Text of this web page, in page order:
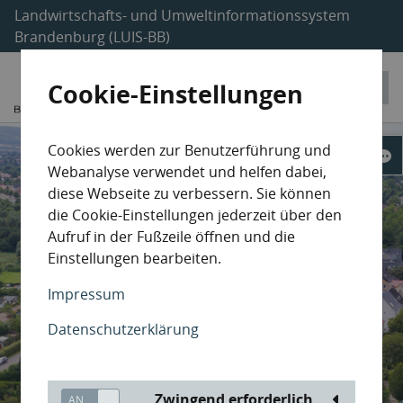
Landwirtschafts- und Umweltinformationssystem
Brandenburg (LUIS-BB)
Cookie-Einstellungen
Cookies werden zur Benutzerführung und
Webanalyse verwendet und helfen dabei,
diese Webseite zu verbessern. Sie können
die Cookie-Einstellungen jederzeit über den
Aufruf in der Fußzeile öffnen und die
Einstellungen bearbeiten.
Impressum
Datenschutzerklärung